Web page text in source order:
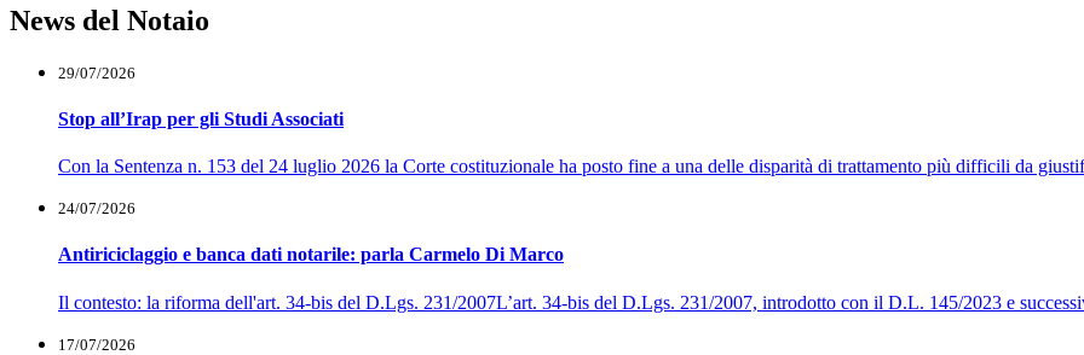
News del Notaio
29/07/2026
Stop all’Irap per gli Studi Associati
Con la Sentenza n. 153 del 24 luglio 2026 la Corte costituzionale ha posto fine a una delle disparità di trattamento più difficili da
24/07/2026
Antiriciclaggio e banca dati notarile: parla Carmelo Di Marco
Il contesto: la riforma dell'art. 34-bis del D.Lgs. 231/2007L’art. 34-bis del D.Lgs. 231/2007, introdotto con il D.L. 145/2023 e
17/07/2026